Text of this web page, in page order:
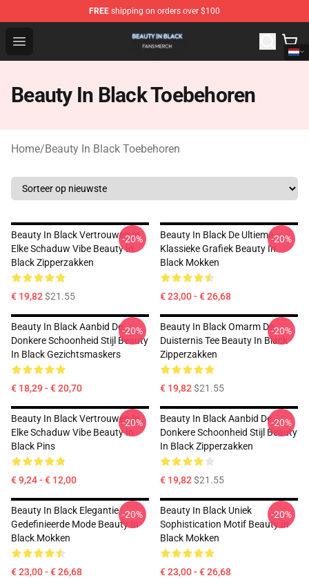
FREE shipping on orders over $100
Open menu
Beauty In Black Shop - Official Beauty In Black
Beauty In Black Toebehoren
Home/Beauty In Black Toebehoren
Beauty In Black Vertrouwen In
Elke Schaduw Vibe Beauty In
Black Zipperzakken
€ 19,82$21.55
-20%
Beauty In Black De Ultieme
Klassieke Grafiek Beauty In
Black Mokken
€ 23,00 - € 26,68
-20%
Beauty In Black Aanbid De
Donkere Schoonheid Stijl Beauty
In Black Gezichtsmaskers
€ 18,29 - € 20,70
-20%
Beauty In Black Omarm De
Duisternis Tee Beauty In Black
Zipperzakken
€ 19,82$21.55
-20%
Beauty In Black Vertrouwen In
Elke Schaduw Vibe Beauty In
Black Pins
€ 9,24 - € 12,00
-20%
Beauty In Black Aanbid De
Donkere Schoonheid Stijl Beauty
In Black Zipperzakken
€ 19,82$21.55
-20%
Beauty In Black Elegantie
Gedefinieerde Mode Beauty In
Black Mokken
€ 23,00 - € 26,68
-20%
Beauty In Black Uniek
Sophistication Motif Beauty In
Black Mokken
€ 23,00 - € 26,68
-20%